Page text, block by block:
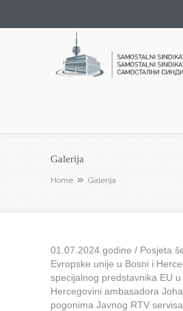
Galerija
Home Galerija
01.07.2024.godine / Posjeta
Evropske unije u Bosni i
specijalnog predstavnika EU u
Hercegovini ambasadora
pogonima Javnog RTV